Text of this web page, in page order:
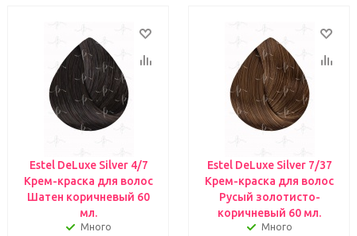
Estel DeLuxe Silver 4/7
Крем-краска для волос
Шатен коричневый 60
мл.
Много
Estel DeLuxe Silver 7/37
Крем-краска для волос
Русый золотисто-
коричневый 60 мл.
Много